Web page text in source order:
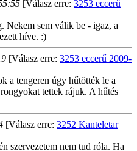
[Válasz erre: 3253 eccerű
Nekem sem válik be - igaz, a
híve. :)
[Válasz erre: 3253 eccerű 2009-
a tengeren úgy hűtötték le a
tettek rájuk. A hűtés
[Válasz erre: 3252 Kanteletar
szervezetem nem tud róla. Ha